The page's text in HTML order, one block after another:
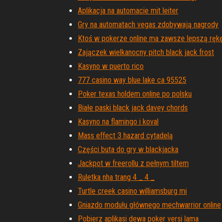
Aplikacja na automacie mit leiter
Gry na automatach vegas zdobywają nagrody
Ktoś w pokerze online ma zawsze lepszą
Zajączek wielkanocny pitch black jack frost
Kasyno w puerto rico
777 casino way blue lake ca 95525
Poker texas holdem online po polsku
Białe paski black jack davey chords
Kasyno na flamingo i koval
Mass effect 3 hazard cytadelą
Części buta do gry w blackjacka
Jackpot w freerollu z pełnym tiltem
Ruletka nha trang 4 _ 4 _
Turtle creek casino williamsburg mi
Gniazdo modułu głównego mechwarrior online
Pobierz aplikasi dewa poker versi lama